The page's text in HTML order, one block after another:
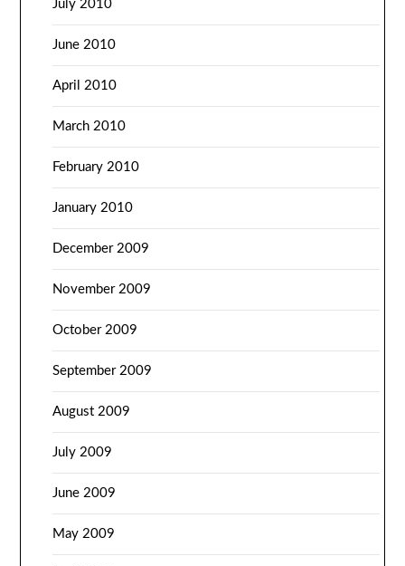
July 2010
June 2010
April 2010
March 2010
February 2010
January 2010
December 2009
November 2009
October 2009
September 2009
August 2009
July 2009
June 2009
May 2009